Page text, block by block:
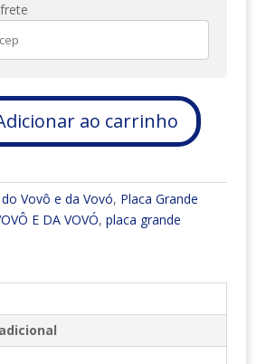
ao carrinho
Vovô e da Vovó, Placa Grande
E DA VOVÓ, placa grande